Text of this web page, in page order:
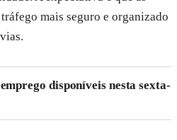
mais seguro e organizado
disponíveis nesta sexta-